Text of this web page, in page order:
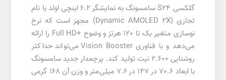
گلکسی S24 سامسونگ به نمایشگر 6.2 اینچی اولد با نام
تجاری (Dynamic AMOLED 2X) مجهز است که نرخ
نوسازی متغیر یک تا 120 هرتز و وضوح +Full HD را ارائه
می‌دهد و با فناوری Vision Booster می‌تواند حداکثر
روشنایی 2.600 نیت تولید کند. پرچمدار جدید سامسونگ
با ابعاد 70.6 در 147 در 7.6 میلی‌متر و وزن آن 168 گرمی